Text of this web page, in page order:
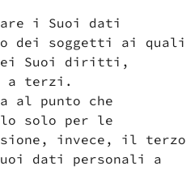
i Suoi dati
dei soggetti ai quali
Suoi diritti,
a terzi.
al punto che
solo per le
invece, il terzo
dati personali a